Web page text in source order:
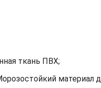
ткань ПВХ;
материал